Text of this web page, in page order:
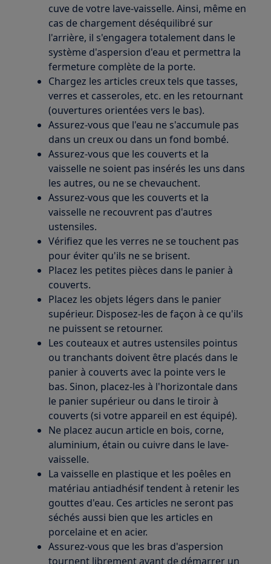
cuve de votre lave-vaisselle. Ainsi, même en
cas de chargement déséquilibré sur
l'arrière, il s'engagera totalement dans le
système d'aspersion d'eau et permettra la
fermeture complète de la porte.
Chargez les articles creux tels que tasses,
verres et casseroles, etc. en les retournant
(ouvertures orientées vers le bas).
Assurez-vous que l'eau ne s'accumule pas
dans un creux ou dans un fond bombé.
Assurez-vous que les couverts et la
vaisselle ne soient pas insérés les uns dans
les autres, ou ne se chevauchent.
Assurez-vous que les couverts et la
vaisselle ne recouvrent pas d'autres
ustensiles.
Vérifiez que les verres ne se touchent pas
pour éviter qu'ils ne se brisent.
Placez les petites pièces dans le panier à
couverts.
Placez les objets légers dans le panier
supérieur. Disposez-les de façon à ce qu'ils
ne puissent se retourner.
Les couteaux et autres ustensiles pointus
ou tranchants doivent être placés dans le
panier à couverts avec la pointe vers le
bas. Sinon, placez-les à l'horizontale dans
le panier supérieur ou dans le tiroir à
couverts (si votre appareil en est équipé).
Ne placez aucun article en bois, corne,
aluminium, étain ou cuivre dans le lave-
vaisselle.
La vaisselle en plastique et les poêles en
matériau antiadhésif tendent à retenir les
gouttes d'eau. Ces articles ne seront pas
séchés aussi bien que les articles en
porcelaine et en acier.
Assurez-vous que les bras d'aspersion
tournent librement avant de démarrer un